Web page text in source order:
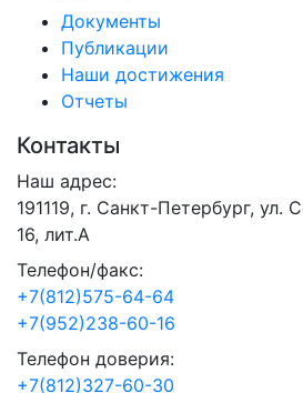
Документы
Публикации
Наши достижения
Отчеты
Контакты
Наш адрес:
191119, г. Санкт-Петербург, ул.
16, лит.А
Телефон/факс:
+7(812)575-64-64
+7(952)238-60-16
Телефон доверия:
+7(812)327-60-30